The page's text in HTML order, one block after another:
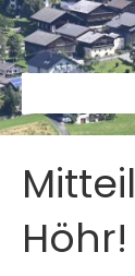
Höhr!